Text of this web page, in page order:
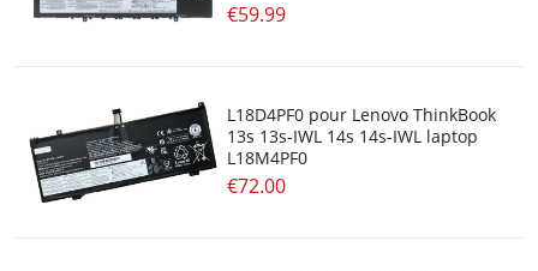
€59.99
L18D4PF0 pour Lenovo ThinkBook
13s 13s-IWL 14s 14s-IWL laptop
L18M4PF0
€72.00